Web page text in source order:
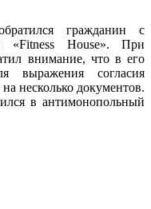
гражданин с
«Fitness House». При
внимание, что в его
выражения согласия
несколько документов.
в антимонопольный